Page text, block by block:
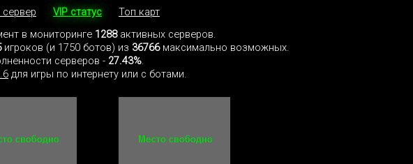
VIP статус Топ карт
в мониторинге 1288активных серверов.
игроков (и 1750 ботов) из 36766максимально возможных.
серверов - 27.43%.
для игры по интернету или с ботами.